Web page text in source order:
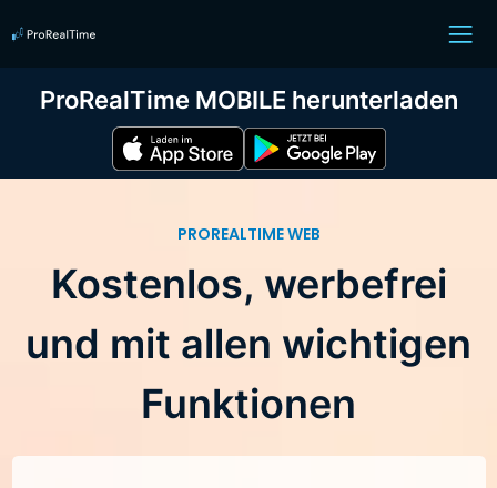
ProRealTime MOBILE herunterladen
PROREALTIME WEB
Kostenlos, werbefrei
und mit allen wichtigen
Funktionen